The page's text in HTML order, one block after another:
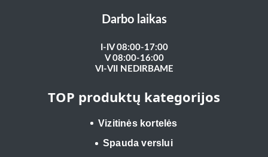
Darbo laikas
I-IV 08:00-17:00
V 08:00-16:00
VI-VII NEDIRBAME
TOP produktų kategorijos
Vizitinės kortelės
Spauda verslui